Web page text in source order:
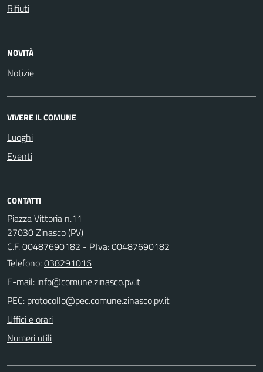
Rifiuti
NOVITÀ
Notizie
VIVERE IL COMUNE
Luoghi
Eventi
CONTATTI
Piazza Vittoria n.11
27030 Zinasco (PV)
C.F. 00487690182 - P.Iva: 00487690182
Telefono:038291016
E-mail:
PEC:
Uffici e orari
Numeri utili